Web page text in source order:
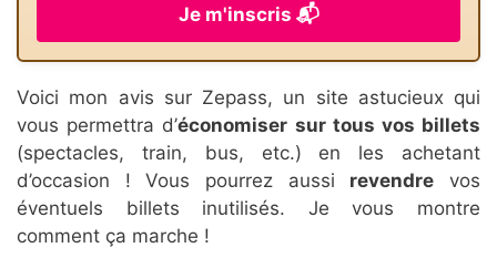
Je m'inscris 📬
Voici mon avis sur Zepass, un site astucieux qui
vous permettra d’économiser sur tous vos billets
(spectacles, train, bus, etc.) en les achetant
d’occasion ! Vous pourrez aussi revendre vos
éventuels billets inutilisés. Je vous montre
comment ça marche !